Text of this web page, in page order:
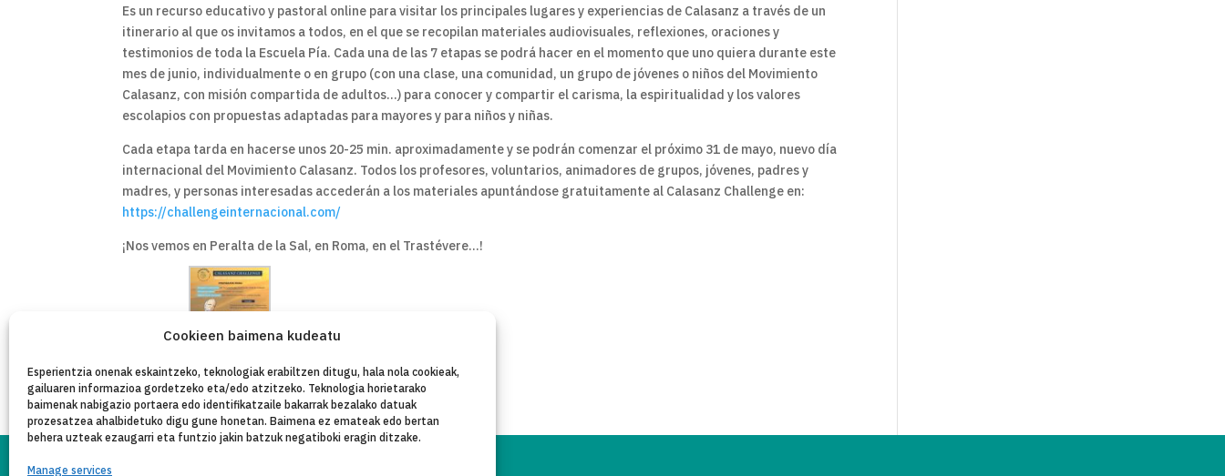
Cookieen baimena kudeatu
Esperientzia onenak eskaintzeko, teknologiak erabiltzen ditugu, hala nola cookieak,
gailuaren informazioa gordetzeko eta/edo atzitzeko. Teknologia horietarako
baimenak nabigazio portaera edo identifikatzaile bakarrak bezalako datuak
prozesatzea ahalbidetuko digu gune honetan. Baimena ez emateak edo bertan
behera uzteak ezaugarri eta funtzio jakin batzuk negatiboki eragin ditzake.
Manage services
Es un recurso educativo y pastoral online para visitar los principales lugares y experiencias de Calasanz a través de un
itinerario al que os invitamos a todos, en el que se recopilan materiales audiovisuales, reflexiones, oraciones y
testimonios de toda la Escuela Pía. Cada una de las 7 etapas se podrá hacer en el momento que uno quiera durante este
mes de junio, individualmente o en grupo (con una clase, una comunidad, un grupo de jóvenes o niños del Movimiento
Calasanz, con misión compartida de adultos…) para conocer y compartir el carisma, la espiritualidad y los valores
escolapios con propuestas adaptadas para mayores y para niños y niñas.
Cada etapa tarda en hacerse unos 20-25 min. aproximadamente y se podrán comenzar el próximo 31 de mayo, nuevo día
internacional del Movimiento Calasanz. Todos los profesores, voluntarios, animadores de grupos, jóvenes, padres y
madres, y personas interesadas accederán a los materiales apuntándose gratuitamente al Calasanz Challenge en:
https://challengeinternacional.com/
¡Nos vemos en Peralta de la Sal, en Roma, en el Trastévere…!